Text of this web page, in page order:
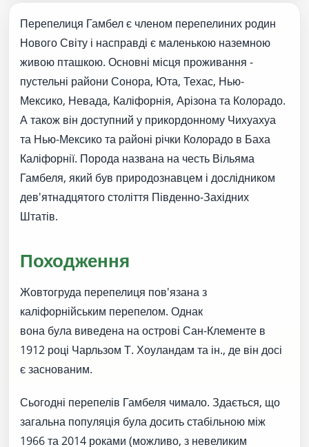
Перепелиця Гамбел є членом перепелиних родин
Нового Світу і насправді є маленькою наземною
живою пташкою. Основні місця проживання -
пустельні райони Сонора, Юта, Техас, Нью-
Мексико, Невада, Каліфорнія, Арізона та Колорадо.
А також він доступний у прикордонному Чихуахуа
та Нью-Мексико та районі річки Колорадо в Баха
Каліфорнії. Порода названа на честь Вільяма
Гамбеля, який був природознавцем і дослідником
дев'ятнадцятого століття Південно-Західних
Штатів.
Походження
Жовтогруда перепелиця пов'язана з
каліфорнійським перепелом. Однак
вона була виведена на острові Сан-Клементе в
1912 році Чарльзом Т. Хоуландам та ін., де він досі
є заснованим.
Сьогодні перепелів Гамбеля чимало. Здається, що
загальна популяція була досить стабільною між
1966 та 2014 роками (можливо, з невеликим